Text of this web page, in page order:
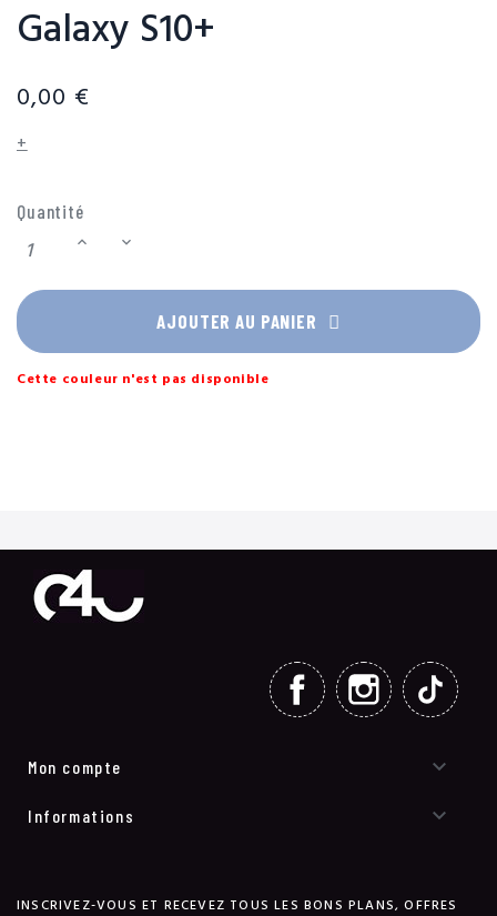
Galaxy S10+
0,00 €
+
Quantité
AJOUTER AU PANIER
Cette couleur n'est pas disponible
FACEBOOK INSTAGRAM
Mon compte 
Informations 
INSCRIVEZ-VOUS ET RECEVEZ TOUS LES BONS PLANS, OFFRES